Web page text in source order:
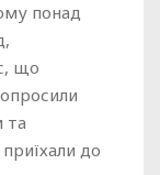
понад
що
та
до